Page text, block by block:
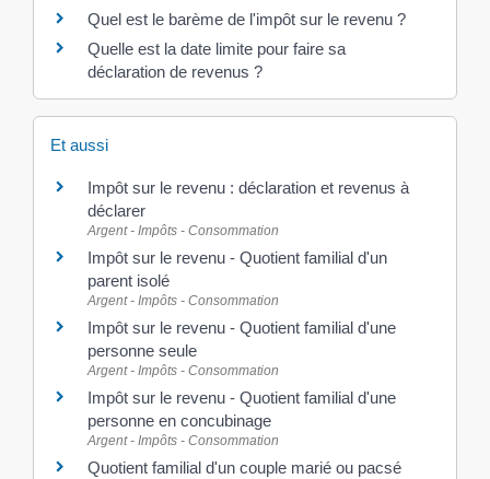
Quel est le barème de l'impôt sur le revenu ?
Quelle est la date limite pour faire sa
déclaration de revenus ?
Et aussi
Impôt sur le revenu : déclaration et revenus à
déclarer
Argent - Impôts - Consommation
Impôt sur le revenu - Quotient familial d'un
parent isolé
Argent - Impôts - Consommation
Impôt sur le revenu - Quotient familial d'une
personne seule
Argent - Impôts - Consommation
Impôt sur le revenu - Quotient familial d'une
personne en concubinage
Argent - Impôts - Consommation
Quotient familial d'un couple marié ou pacsé